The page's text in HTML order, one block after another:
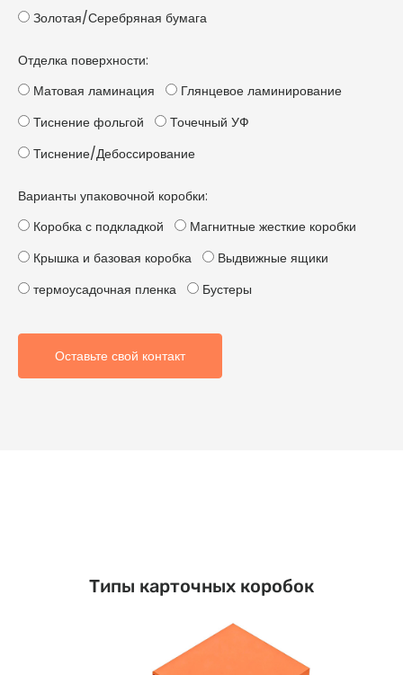
Золотая/Серебряная бумага
Отделка поверхности:
Матовая ламинация
Глянцевое ламинирование
Тиснение фольгой
Точечный УФ
Тиснение/Дебоссирование
Варианты упаковочной коробки:
Коробка с подкладкой
Магнитные жесткие коробки
Крышка и базовая коробка
Выдвижные ящики
термоусадочная пленка
Бустеры
Оставьте свой контакт
Типы карточных коробок